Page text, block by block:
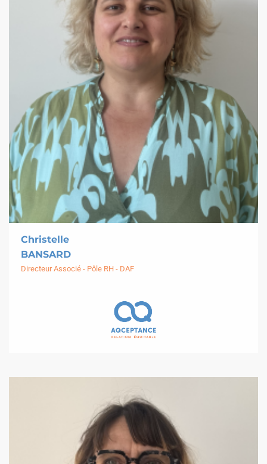
Christelle
BANSARD
Directeur Associé - Pôle RH - DAF